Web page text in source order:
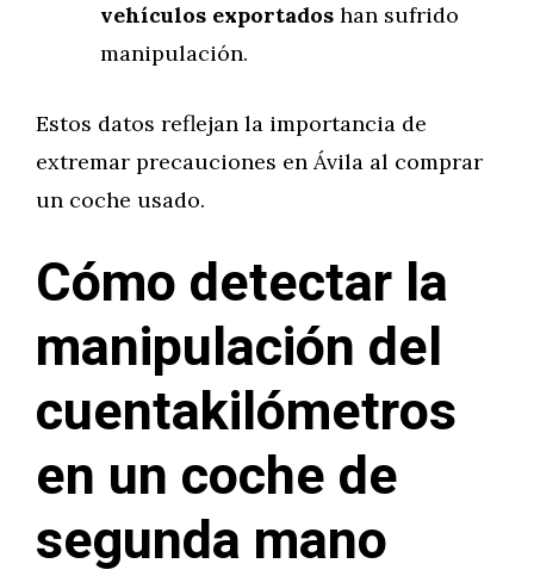
vehículos exportados han sufrido
manipulación.
Estos datos reflejan la importancia de
extremar precauciones en Ávila al comprar
un coche usado.
Cómo detectar la
manipulación del
cuentakilómetros
en un coche de
segunda mano